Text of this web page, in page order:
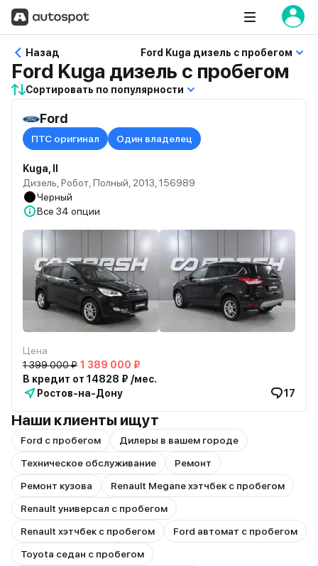
Назад Ford Kuga дизель с пробегом
Ford Kuga дизель с пробегом
Сортировать по популярности
Ford
ПТС оригинал Один владелец
Kuga, II
Дизель, Робот, Полный, 2013, 156989
Черный
Все 34 опции
Цена
1 399 000 ₽ 1 389 000 ₽
В кредит от 14828 ₽ /мес.
Ростов-на-Дону
17
Наши клиенты ищут
Ford с пробегом
Дилеры в вашем городе
Техническое обслуживание
Ремонт
Ремонт кузова
Renault Megane хэтчбек с пробегом
Renault универсал с пробегом
Renault хэтчбек с пробегом
Ford автомат с пробегом
Toyota седан с пробегом